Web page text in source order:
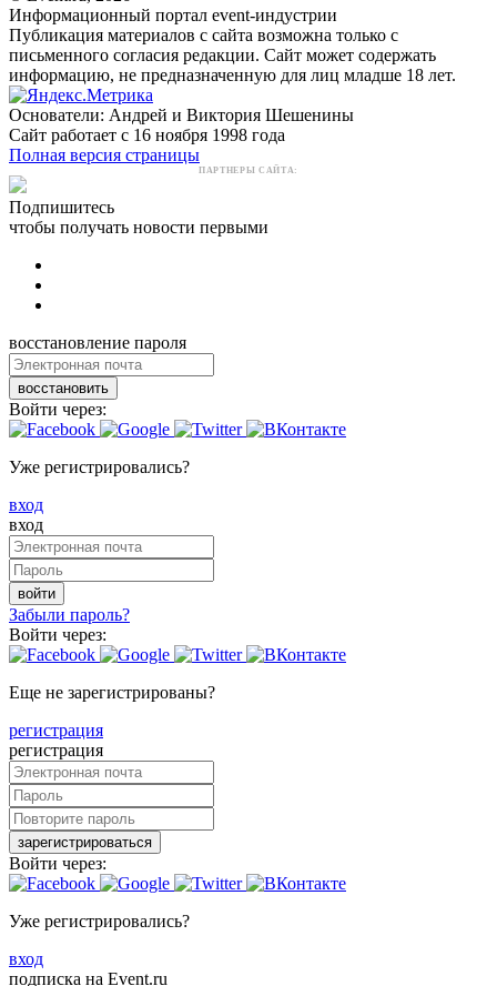
Информационный портал event-индустрии
Публикация материалов с сайта возможна только с
письменного согласия редакции. Сайт может содержать
информацию, не предназначенную для лиц младше 18 лет.
Основатели: Андрей и Виктория Шешенины
Сайт работает с 16 ноября 1998 года
Полная версия страницы
ПАРТНЕРЫ САЙТА:
Подпишитесь
чтобы получать новости первыми
восстановление пароля
восстановить
Войти через:
Уже регистрировались?
вход
вход
войти
Забыли пароль?
Войти через:
Еще не зарегистрированы?
регистрация
регистрация
зарегистрироваться
Войти через:
Уже регистрировались?
вход
подписка на Event.ru